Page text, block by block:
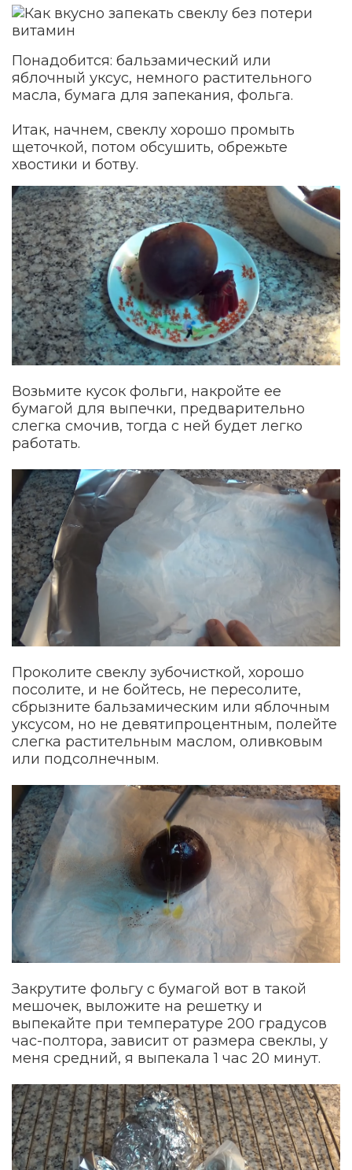
Понадобится: бальзамический или
яблочный уксус, немного растительного
масла, бумага для запекания, фольга.
Итак, начнем, свеклу хорошо промыть
щеточкой, потом обсушить, обрежьте
хвостики и ботву.
Возьмите кусок фольги, накройте ее
бумагой для выпечки, предварительно
слегка смочив, тогда с ней будет легко
работать.
Проколите свеклу зубочисткой, хорошо
посолите, и не бойтесь, не пересолите,
сбрызните бальзамическим или яблочным
уксусом, но не девятипроцентным, полейте
слегка растительным маслом, оливковым
или подсолнечным.
Закрутите фольгу с бумагой вот в такой
мешочек, выложите на решетку и
выпекайте при температуре 200 градусов
час-полтора, зависит от размера свеклы, у
меня средний, я выпекала 1 час 20 минут.